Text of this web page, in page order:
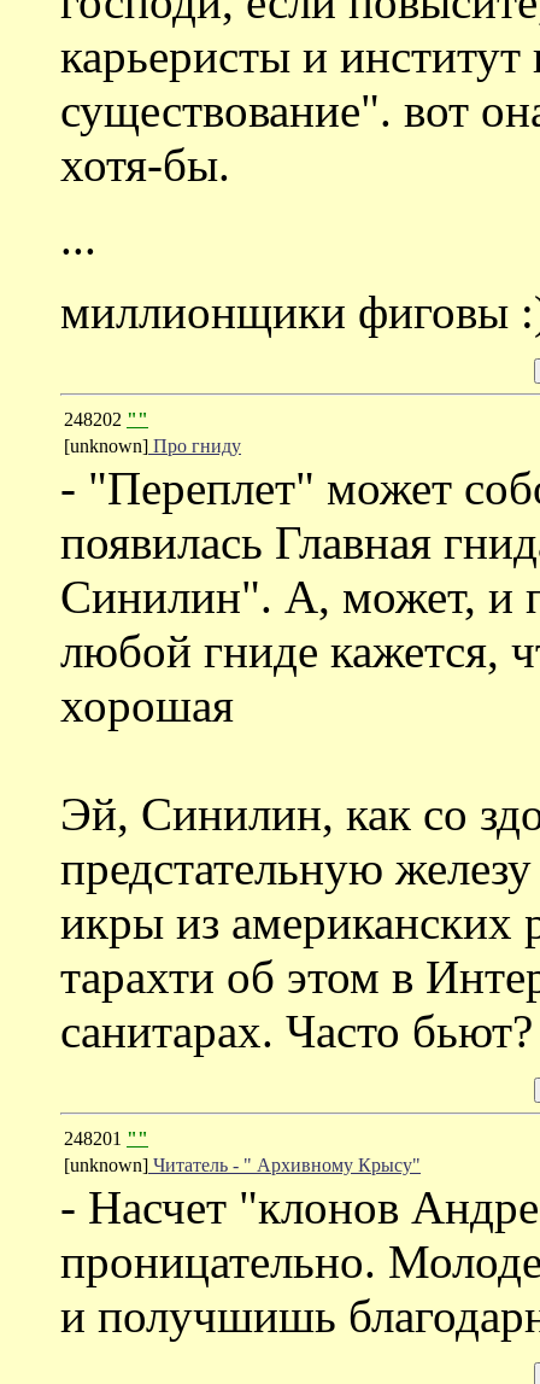
карьеристы и институт
существование". вот
хотя-бы.
...
миллионщики фиговы
248202 ""
[unknown] Про гниду
- "Переплет" может
появилась Главная
Синилин". А, может, и
любой гниде кажется,
хорошая
Эй, Синилин, как со
предстательную
икры из американских
тарахти об этом в
санитарах. Часто бьют?
248201 ""
[unknown] Читатель - " Архивному Крысу"
- Насчет "клонов
проницательно.
и получшишь